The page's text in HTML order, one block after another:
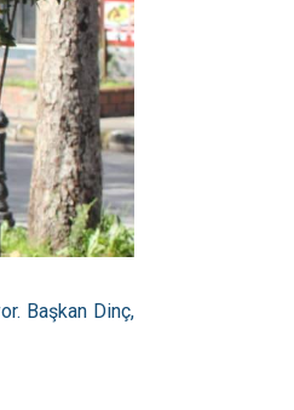
Başkan Dinç,